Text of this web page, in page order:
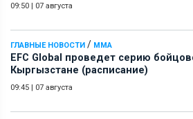
09:50 | 07 августа
ГЛАВНЫЕ НОВОСТИ / ММА
EFC Global проведет серию
Кыргызстане (расписание)
09:45 | 07 августа